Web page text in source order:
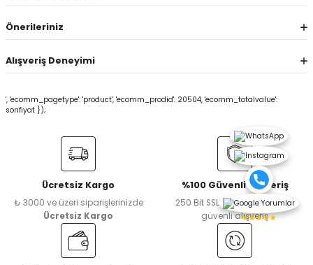
Önerileriniz
Alışveriş Deneyimi
', 'ecomm_pagetype': 'product', 'ecomm_prodid': 20504, 'ecomm_totalvalue':
sonfiyat });
Ücretsiz Kargo
₺ 3000 ve üzeri siparişlerinizde
Ücretsiz Kargo
%100 Güvenli Alışveriş
250 Bit SSL Sertifikası ile %100
güvenli alışveriş
★★★★★